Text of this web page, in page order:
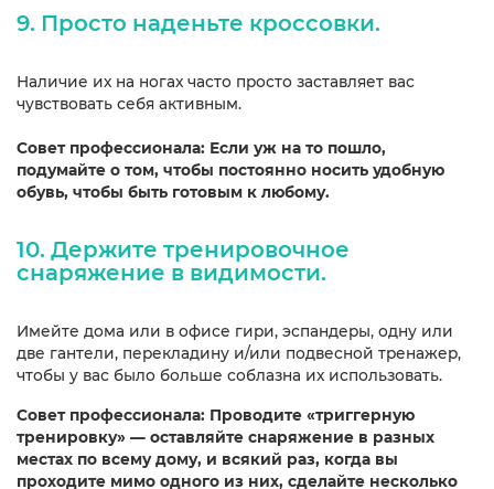
9. Просто наденьте кроссовки.
Наличие их на ногах часто просто заставляет вас
чувствовать себя активным.
Совет профессионала: Если уж на то пошло,
подумайте о том, чтобы постоянно носить удобную
обувь, чтобы быть готовым к любому.
10. Держите тренировочное
снаряжение в видимости.
Имейте дома или в офисе гири, эспандеры, одну или
две гантели, перекладину и/или подвесной тренажер,
чтобы у вас было больше соблазна их использовать.
Совет профессионала: Проводите «триггерную
тренировку» — оставляйте снаряжение в разных
местах по всему дому, и всякий раз, когда вы
проходите мимо одного из них, сделайте несколько